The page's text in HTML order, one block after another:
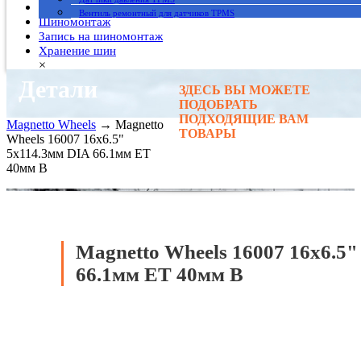
Вентиль ремонтный для датчиков TPMS
Гарантия
Шиномонтаж
Запись на шиномонтаж
Хранение шин
×
Детали
ЗДЕСЬ ВЫ МОЖЕТЕ
ПОДОБРАТЬ
ПОДХОДЯЩИЕ ВАМ
ТОВАРЫ
Magnetto Wheels → Magnetto
Wheels 16007 16x6.5"
5x114.3мм DIA 66.1мм ET
40мм B
Magnetto Wheels 16007
66.1мм ET 40мм B